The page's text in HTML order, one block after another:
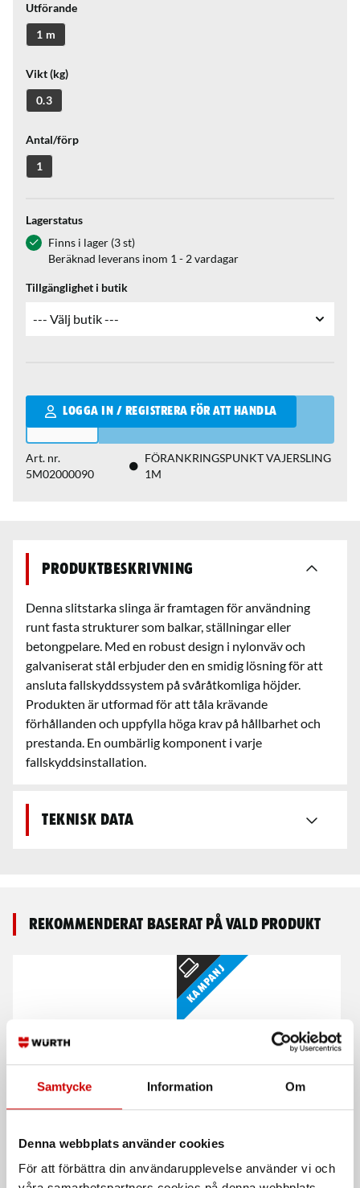
Samtycke Information Om
Denna webbplats använder cookies
För att förbättra din användarupplevelse använder vi och
Utförande
1 m
Vikt (kg)
0.3
Antal/förp
1
Lagerstatus
Finns i lager (3 st)
Beräknad leverans inom 1 - 2 vardagar
Tillgänglighet i butik
LOGGA IN / REGISTRERA FÖR ATT HANDLA
Qantity
Art. nr.
5M02000090
FÖRANKRINGSPUNKT VAJERSLING
1M
Produktbeskrivning
Denna slitstarka slinga är framtagen för användning
runt fasta strukturer som balkar, ställningar eller
betongpelare. Med en robust design i nylonväv och
galvaniserat stål erbjuder den en smidig lösning för att
ansluta fallskyddssystem på svåråtkomliga höjder.
Produkten är utformad för att tåla krävande
förhållanden och uppfylla höga krav på hållbarhet och
prestanda. En oumbärlig komponent i varje
fallskyddsinstallation.
Teknisk data
Rekommenderat baserat på vald produkt
Stödlina Comfort Grip
enkel enhandsjustering.
EN 358
Kampanj
Karbinhake Twist-Lock
Aluminiumkonstruktion för låg vikt.
säkerhet.